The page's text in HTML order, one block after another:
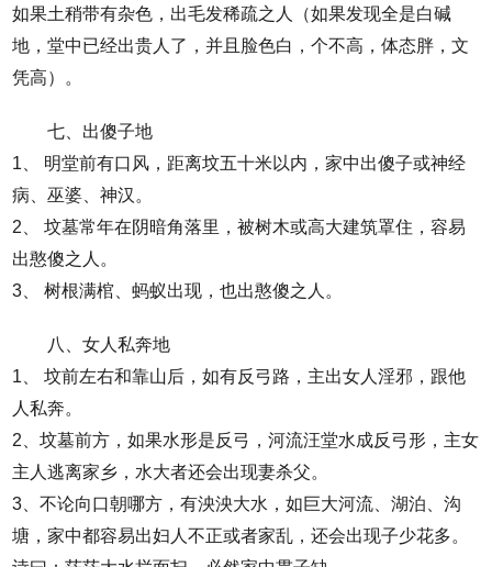
如果土稍带有杂色，出毛发稀疏之人（如果发现全是白碱
地，堂中已经出贵人了，并且脸色白，个不高，体态胖，文
凭高）。
七、出傻子地
1、 明堂前有口风，距离坟五十米以内，家中出傻子或神经
病、巫婆、神汉。
2、 坟墓常年在阴暗角落里，被树木或高大建筑罩住，容易
出憨傻之人。
3、 树根满棺、蚂蚁出现，也出憨傻之人。
八、女人私奔地
1、 坟前左右和靠山后，如有反弓路，主出女人淫邪，跟他
人私奔。
2、坟墓前方，如果水形是反弓，河流汪堂水成反弓形，主女
主人逃离家乡，水大者还会出现妻杀父。
3、不论向口朝哪方，有泱泱大水，如巨大河流、湖泊、沟
塘，家中都容易出妇人不正或者家乱，还会出现子少花多。